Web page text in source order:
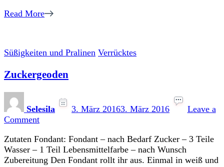
Read More
Süßigkeiten und Pralinen Verrücktes
Zuckergeoden
Selesila 3. März 20163. März 2016
Leave a
Commenton
Zutaten Fondant: Fondant – nach Bedarf Zucker – 3 Teile
Wasser – 1 Teil Lebensmittelfarbe – nach Wunsch
Zubereitung Den Fondant rollt ihr aus. Einmal in weiß und